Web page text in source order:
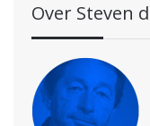
Over Steven